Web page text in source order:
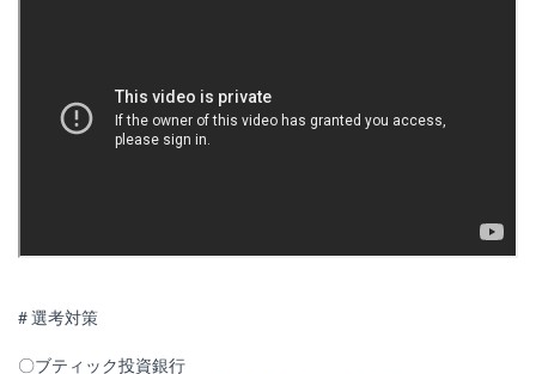
# 選考対策
〇ブティック投資銀行